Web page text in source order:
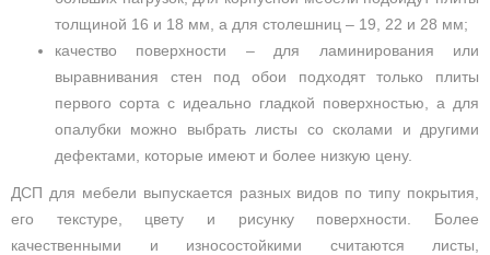
толщиной 16 и 18 мм, а для столешниц – 19, 22 и 28 мм;
качество поверхности – для ламинирования или
выравнивания стен под обои подходят только плиты
первого сорта с идеально гладкой поверхностью, а для
опалубки можно выбрать листы со сколами и другими
дефектами, которые имеют и более низкую цену.
ДСП для мебели выпускается разных видов по типу покрытия,
его текстуре, цвету и рисунку поверхности. Более
качественными и износостойкими считаются листы,